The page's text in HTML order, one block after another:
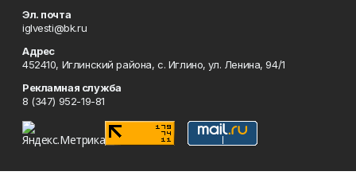
Эл. почта
iglvesti@bk.ru
Адрес
452410, Иглинский района, с. Иглино, ул. Ленина, 94/1
Рекламная служба
8 (347) 952-19-81